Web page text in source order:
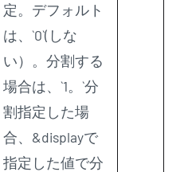
定。デフォルト
は、`0`(しな
い）。分割する
場合は、`1。`分
割指定した場
合、&displayで
指定した値で分